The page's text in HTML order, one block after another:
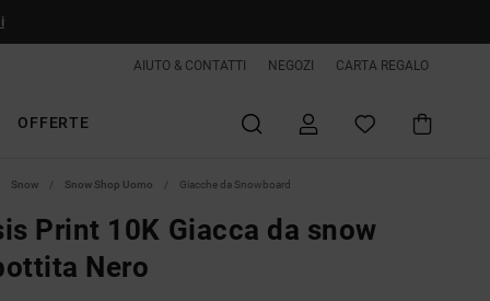
AIUTO & CONTATTI NEGOZI CARTA REGALO
OFFERTE
Snow Snow Shop Uomo Giacche da Snowboard
Print 10K Giacca da snow
Nero